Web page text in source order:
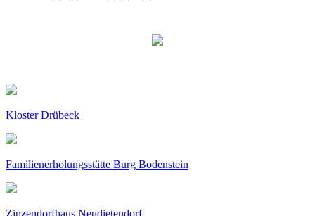
Kloster Drübeck
Familienerholungsstätte Burg Bodenstein
Zinzendorfhaus Neudietendorf